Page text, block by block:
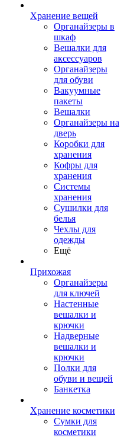
Хранение вещей
Органайзеры в
шкаф
Вешалки для
аксессуаров
Органайзеры
для обуви
Вакуумные
пакеты
Вешалки
Органайзеры на
дверь
Коробки для
хранения
Кофры для
хранения
Системы
хранения
Сушилки для
белья
Чехлы для
одежды
Ещё
Прихожая
Органайзеры
для ключей
Настенные
вешалки и
крючки
Надверные
вешалки и
крючки
Полки для
обуви и вещей
Банкетка
Хранение косметики
Сумки для
косметики